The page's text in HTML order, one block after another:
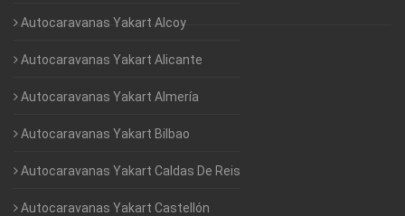
Autocaravanas Yakart Alcoy
Autocaravanas Yakart Alicante
Autocaravanas Yakart Almería
Autocaravanas Yakart Bilbao
Autocaravanas Yakart Caldas De Reis
Autocaravanas Yakart Castellón